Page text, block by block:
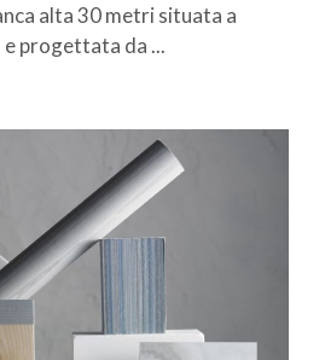
alta 30 metri situata a
e progettata da ...